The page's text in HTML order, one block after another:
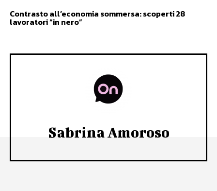
Contrasto all’economia sommersa: scoperti 28
lavoratori “in nero”
Sabrina Amoroso